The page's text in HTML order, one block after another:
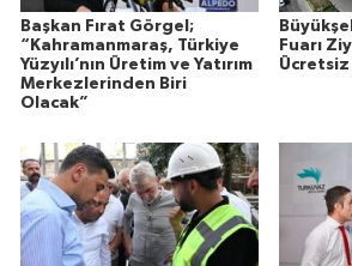
Başkan Fırat Görgel;
“Kahramanmaraş, Türkiye
Yüzyılı’nın Üretim ve Yatırım
Merkezlerinden Biri
Olacak”
Fuarı
Ücretsiz